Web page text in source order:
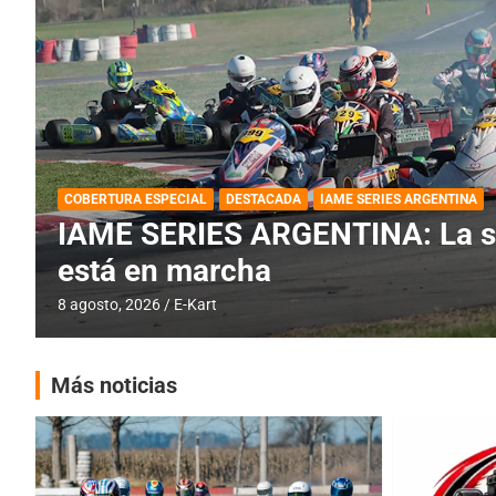
BREVES DESTACADA IAME SERIES ARGENTINA PRÓXIMA
IAME SERIES ARGENTINA:
fecha especial con Invitados
6 agosto, 2026 E-Kart
Más noticias